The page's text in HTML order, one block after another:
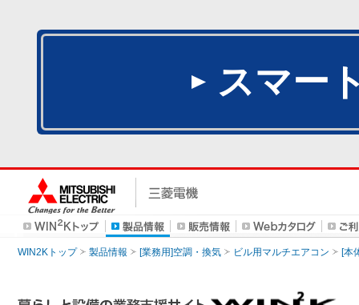
スマー
WIN2Kトップ 製品情報 [業務用]空調・換気 ビル用マルチエアコン [本